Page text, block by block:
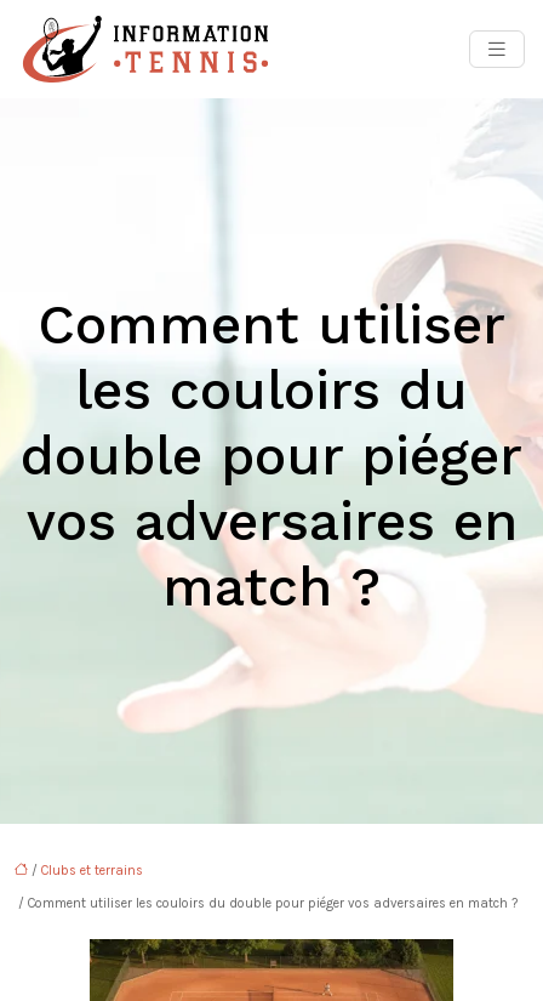
Comment utiliser
les couloirs du
double pour piéger
vos adversaires en
match ?
/ Clubs et terrains
/ Comment utiliser les couloirs du double pour piéger vos adversaires en match ?